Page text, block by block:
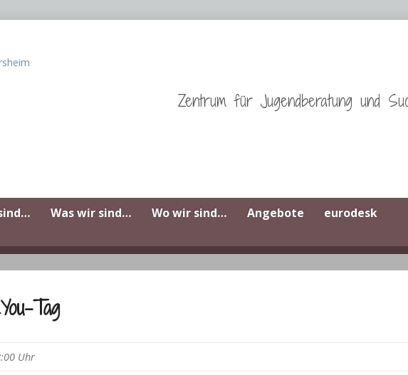
Zentrum für Jugendberatung und
Was wir sind… Wo wir sind… Angebote
eurodesk
Tag
Uhr